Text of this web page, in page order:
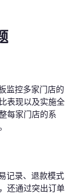
监控多家门店的
表现以及实施全
每家门店的系
记录、退款模式
还通过突出订单